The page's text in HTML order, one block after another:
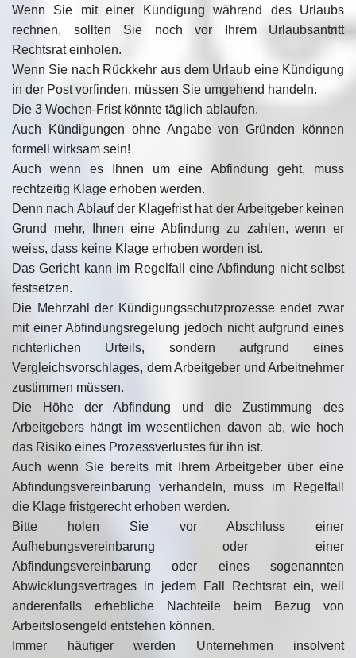
Wenn Sie mit einer Kündigung während des Urlaubs
rechnen, sollten Sie noch vor Ihrem Urlaubsantritt
Rechtsrat einholen.
Wenn Sie nach Rückkehr aus dem Urlaub eine Kündigung
in der Post vorfinden, müssen Sie umgehend handeln.
Die 3 Wochen-Frist könnte täglich ablaufen.
Auch Kündigungen ohne Angabe von Gründen können
formell wirksam sein!
Auch wenn es Ihnen um eine Abfindung geht, muss
rechtzeitig Klage erhoben werden.
Denn nach Ablauf der Klagefrist hat der Arbeitgeber keinen
Grund mehr, Ihnen eine Abfindung zu zahlen, wenn er
weiss, dass keine Klage erhoben worden ist.
Das Gericht kann im Regelfall eine Abfindung nicht selbst
festsetzen.
Die Mehrzahl der Kündigungsschutzprozesse endet zwar
mit einer Abfindungsregelung jedoch nicht aufgrund eines
richterlichen Urteils, sondern aufgrund eines
Vergleichsvorschlages, dem Arbeitgeber und Arbeitnehmer
zustimmen müssen.
Die Höhe der Abfindung und die Zustimmung des
Arbeitgebers hängt im wesentlichen davon ab, wie hoch
das Risiko eines Prozessverlustes für ihn ist.
Auch wenn Sie bereits mit Ihrem Arbeitgeber über eine
Abfindungsvereinbarung verhandeln, muss im Regelfall
die Klage fristgerecht erhoben werden.
Bitte holen Sie vor Abschluss einer
Aufhebungsvereinbarung oder einer
Abfindungsvereinbarung oder eines sogenannten
Abwicklungsvertrages in jedem Fall Rechtsrat ein, weil
anderenfalls erhebliche Nachteile beim Bezug von
Arbeitslosengeld entstehen können.
Immer häufiger werden Unternehmen insolvent